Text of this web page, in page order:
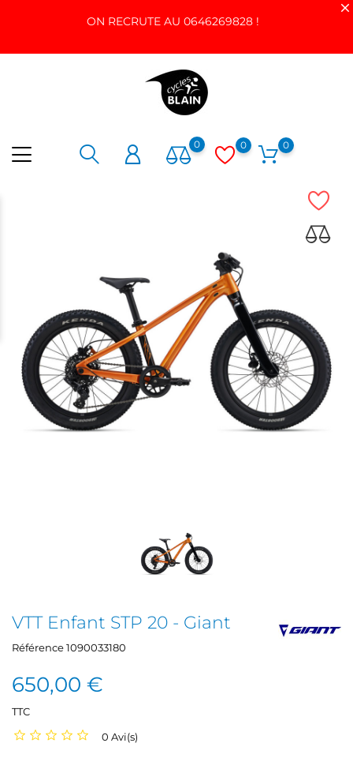
ON RECRUTE AU 0646269828 !
0 0 0
VTT Enfant STP 20 - Giant
Référence1090033180
650,00 €
TTC
0 Avi(s)